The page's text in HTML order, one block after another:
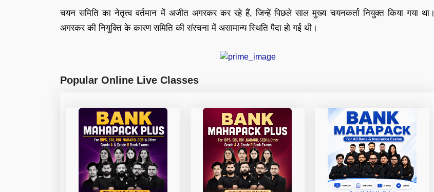
चयन समिति का नेतृत्व वर्तमान में अजीत अगरकर कर रहे हैं, जिन्हें पिछले साल मुख्य चयनकर्ता नियुक्त किया गया था।
अगरकर की नियुक्ति के कारण समिति की संरचना में असामान्य स्थिति पैदा हो गई थी।
Popular Online Live Classes